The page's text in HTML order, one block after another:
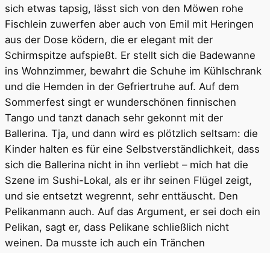
sich etwas tapsig, lässt sich von den Möwen rohe
Fischlein zuwerfen aber auch von Emil mit Heringen
aus der Dose ködern, die er elegant mit der
Schirmspitze aufspießt. Er stellt sich die Badewanne
ins Wohnzimmer, bewahrt die Schuhe im Kühlschrank
und die Hemden in der Gefriertruhe auf. Auf dem
Sommerfest singt er wunderschönen finnischen
Tango und tanzt danach sehr gekonnt mit der
Ballerina. Tja, und dann wird es plötzlich seltsam: die
Kinder halten es für eine Selbstverständlichkeit, dass
sich die Ballerina nicht in ihn verliebt – mich hat die
Szene im Sushi-Lokal, als er ihr seinen Flügel zeigt,
und sie entsetzt wegrennt, sehr enttäuscht. Den
Pelikanmann auch. Auf das Argument, er sei doch ein
Pelikan, sagt er, dass Pelikane schließlich nicht
weinen. Da musste ich auch ein Tränchen